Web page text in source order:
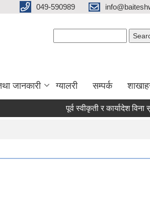
049-590989
जानकारी ग्यालरी सम्पर्क
पूर्व स्वीकृती र कार्यादेश विना